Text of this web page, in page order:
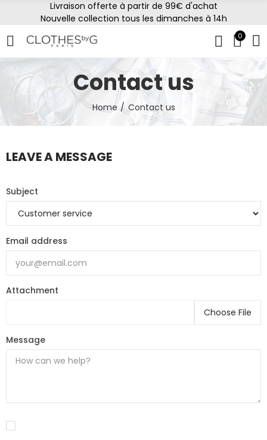
Livraison offerte à partir de 99€ d'achat
Nouvelle collection tous les dimanches à 14h
0
Contact us
Home Contact us
LEAVE A MESSAGE
Subject
Email address
Attachment
Choose File
Message